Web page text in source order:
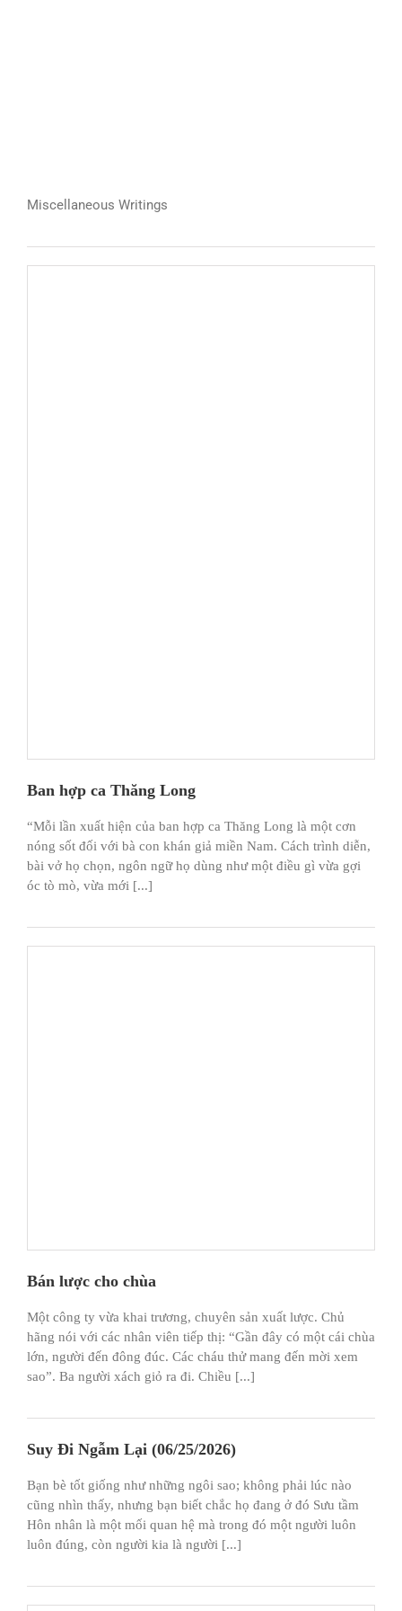
Miscellaneous Writings
Ban hợp ca Thăng Long
“Mỗi lần xuất hiện của ban hợp ca Thăng Long là một cơn
nóng sốt đối với bà con khán giả miền Nam. Cách trình diễn,
bài vở họ chọn, ngôn ngữ họ dùng như một điều gì vừa gợi
óc tò mò, vừa mới [...]
Bán lược cho chùa
Một công ty vừa khai trương, chuyên sản xuất lược. Chủ
hãng nói với các nhân viên tiếp thị: “Gần đây có một cái chùa
lớn, người đến đông đúc. Các cháu thử mang đến mời xem
sao”. Ba người xách giỏ ra đi. Chiều [...]
Suy Đi Ngẫm Lại (06/25/2026)
Bạn bè tốt giống như những ngôi sao; không phải lúc nào
cũng nhìn thấy, nhưng bạn biết chắc họ đang ở đó Sưu tầm
Hôn nhân là một mối quan hệ mà trong đó một người luôn
luôn đúng, còn người kia là người [...]